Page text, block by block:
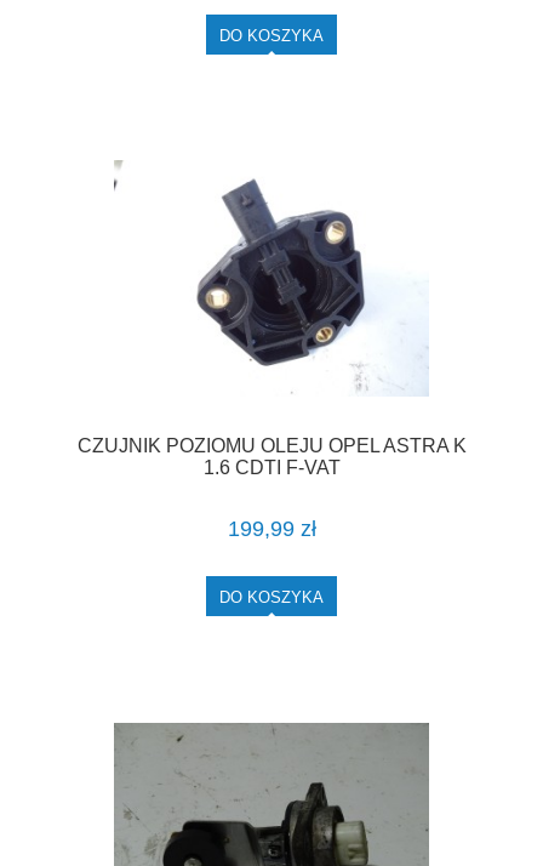
DO KOSZYKA
CZUJNIK POZIOMU OLEJU OPEL ASTRA K
1.6 CDTI F-VAT
199,99 zł
DO KOSZYKA